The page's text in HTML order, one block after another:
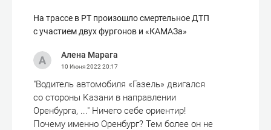
На трассе в РТ произошло смертельное ДТП
с участием двух фургонов и «КАМАЗа»
Алена Марага
10 Июня 2022 20:17
"Водитель автомобиля «Газель» двигался
со стороны Казани в направлении
Оренбурга, ..." Ничего себе ориентир!
Почему именно Оренбург? Тем более он не